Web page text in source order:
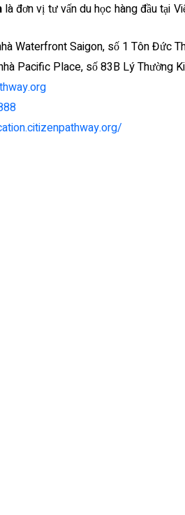
là đơn vị tư vấn du học hàng đầu tại
Waterfront Saigon, số 1 Tôn Đức
Pacific Place, số 83B Lý Thường